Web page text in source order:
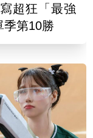
超狂「最強
季第10勝